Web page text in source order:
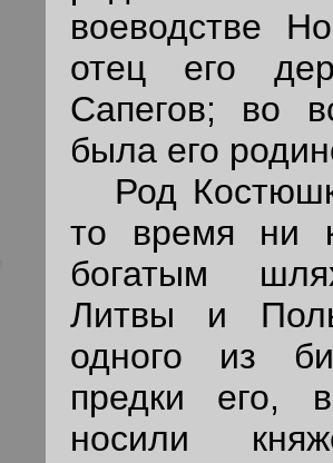
воеводстве
отец его
Сапегов; во
была его
Род
то время ни
богатым
Литвы и
одного из
предки его,
носили